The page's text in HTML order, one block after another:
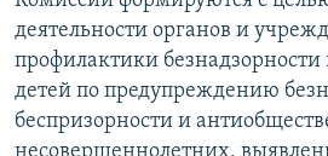
УКРАИНСКАЯ ПРОБЛЕМА КРЫМА
Все сайты RFE/RL
деятельности органов и
профилактики
детей по предупреждению
беспризорности и